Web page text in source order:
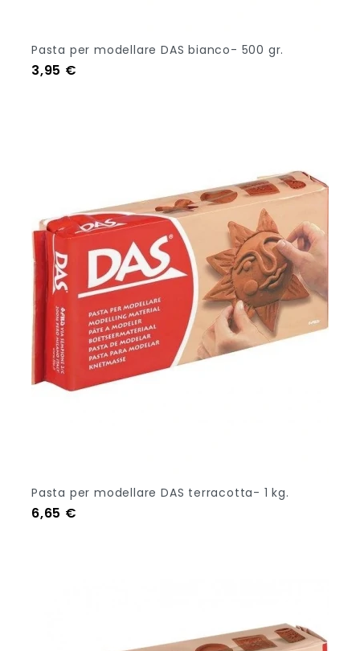
Pasta per modellare DAS bianco- 500 gr.
Prezzo
3,95 €
Pasta per modellare DAS terracotta- 1 kg.
Prezzo
6,65 €